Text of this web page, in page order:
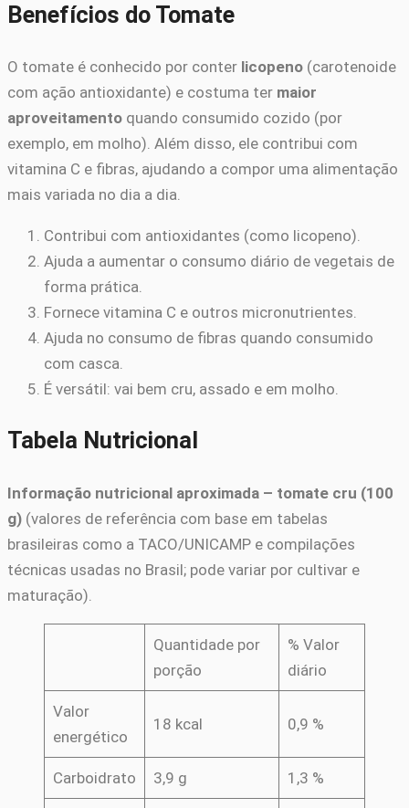
Benefícios do Tomate
O tomate é conhecido por conter licopeno (carotenoide
com ação antioxidante) e costuma ter maior
aproveitamento quando consumido cozido (por
exemplo, em molho). Além disso, ele contribui com
vitamina C e fibras, ajudando a compor uma alimentação
mais variada no dia a dia.
Contribui com antioxidantes (como licopeno).
Ajuda a aumentar o consumo diário de vegetais de
forma prática.
Fornece vitamina C e outros micronutrientes.
Ajuda no consumo de fibras quando consumido
com casca.
É versátil: vai bem cru, assado e em molho.
Tabela Nutricional
Informação nutricional aproximada – tomate cru (100
g) (valores de referência com base em tabelas
brasileiras como a TACO/UNICAMP e compilações
técnicas usadas no Brasil; pode variar por cultivar e
maturação).
Quantidade por
porção
% Valor
diário
Valor
energético
18 kcal 0,9 %
Carboidrato 3,9 g 1,3 %